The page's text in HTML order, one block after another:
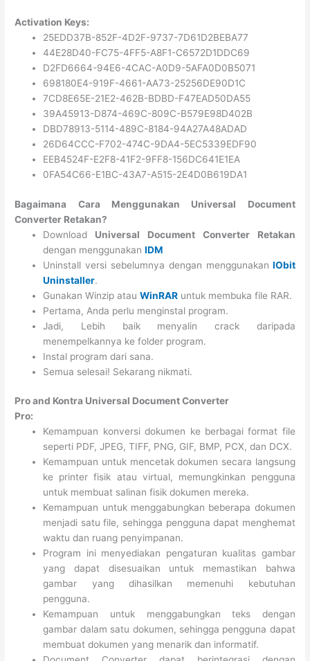
Activation Keys:
25EDD37B-852F-4D2F-9737-7D61D2BEBA77
44E28D40-FC75-4FF5-A8F1-C6572D1DDC69
D2FD6664-94E6-4CAC-A0D9-5AFA0D0B5071
698180E4-919F-4661-AA73-25256DE90D1C
7CD8E65E-21E2-462B-BDBD-F47EAD50DA55
39A45913-D874-469C-809C-B579E98D402B
DBD78913-5114-489C-8184-94A27A48ADAD
26D64CCC-F702-474C-9DA4-5EC5339EDF90
EEB4524F-E2F8-41F2-9FF8-156DC641E1EA
0FA54C66-E1BC-43A7-A515-2E4D0B619DA1
Bagaimana Cara Menggunakan Universal Document
Converter Retakan?
Download Universal Document Converter Retakan
dengan menggunakanIDM
Uninstall versi sebelumnya dengan menggunakan IObit
Uninstaller.
Gunakan Winzip atauWinRAR untuk membuka file RAR.
Pertama, Anda perlu menginstal program.
Jadi, Lebih baik menyalin crack daripada
menempelkannya ke folder program.
Instal program dari sana.
Semua selesai! Sekarang nikmati.
Pro and Kontra Universal Document Converter
Pro:
Kemampuan konversi dokumen ke berbagai format file
seperti PDF, JPEG, TIFF, PNG, GIF, BMP, PCX, dan DCX.
Kemampuan untuk mencetak dokumen secara langsung
ke printer fisik atau virtual, memungkinkan pengguna
untuk membuat salinan fisik dokumen mereka.
Kemampuan untuk menggabungkan beberapa dokumen
menjadi satu file, sehingga pengguna dapat menghemat
waktu dan ruang penyimpanan.
Program ini menyediakan pengaturan kualitas gambar
yang dapat disesuaikan untuk memastikan bahwa
gambar yang dihasilkan memenuhi kebutuhan
pengguna.
Kemampuan untuk menggabungkan teks dengan
gambar dalam satu dokumen, sehingga pengguna dapat
membuat dokumen yang menarik dan informatif.